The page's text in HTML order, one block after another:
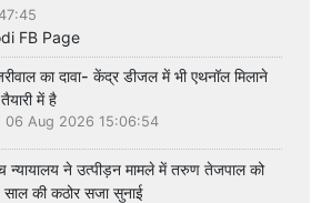
FB Page
का दावा- केंद्र डीजल में भी एथनॉल मिलाने
में है
06 Aug 2026 15:06:54
न्यायालय ने उत्पीड़न मामले में तरुण तेजपाल को
की कठोर सजा सुनाई